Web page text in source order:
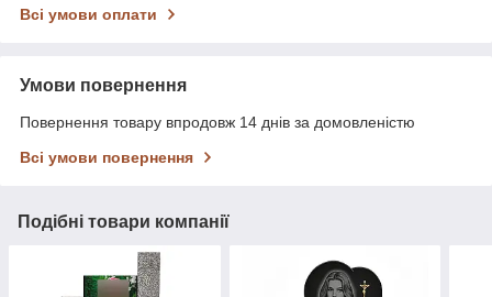
Всі умови оплати
Умови повернення
Повернення товару впродовж 14 днів за домовленістю
Всі умови повернення
Подібні товари компанії